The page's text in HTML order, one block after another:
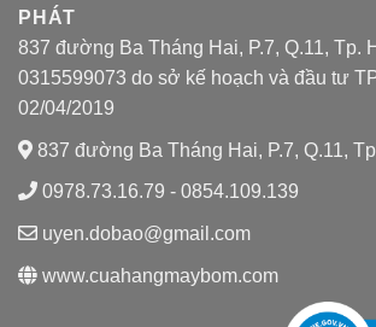
PHÁT
837 đường Ba Tháng Hai, P.7, Q.11, Tp.
0315599073 do sở kế hoạch và đầu tư
02/04/2019
837 đường Ba Tháng Hai, P.7, Q.11,
0978.73.16.79 - 0854.109.139
uyen.dobao@gmail.com
www.cuahangmaybom.com